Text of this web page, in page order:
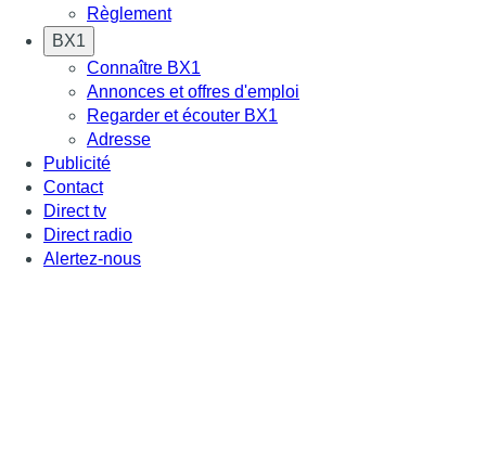
Règlement
BX1
Connaître BX1
Annonces et offres d'emploi
Regarder et écouter BX1
Adresse
Publicité
Contact
Direct tv
Direct radio
Alertez-nous